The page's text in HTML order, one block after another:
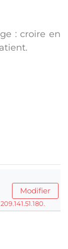
: croire en
Modifier